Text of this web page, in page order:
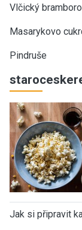
Vlčický
Masarykovo
Pindruše
Jak si připravit